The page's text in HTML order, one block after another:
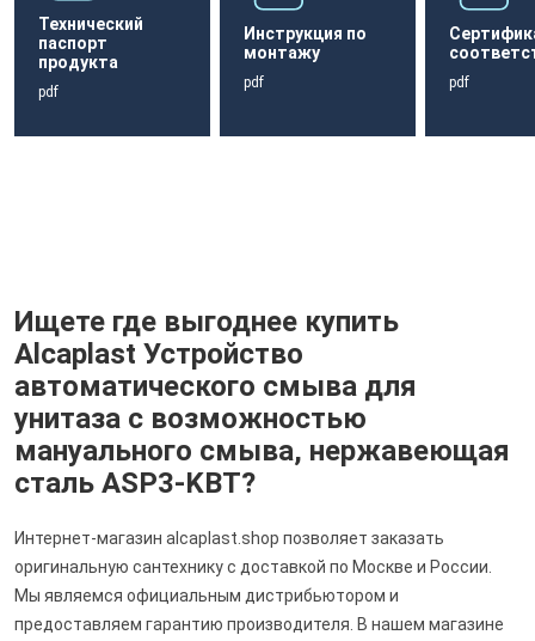
Технический
паспорт
продукта
pdf
Инструкция по
монтажу
pdf pdf
Ищете где выгоднее купить
Alcaplast Устройство
автоматического смыва для
унитаза с возможностью
мануального смыва, нержавеющая
сталь ASP3-KBT?
Интернет-магазин alcaplast.shop позволяет заказать
оригинальную сантехнику с доставкой по Москве и России.
Мы являемся официальным дистрибьютором и
предоставляем гарантию производителя. В нашем магазине